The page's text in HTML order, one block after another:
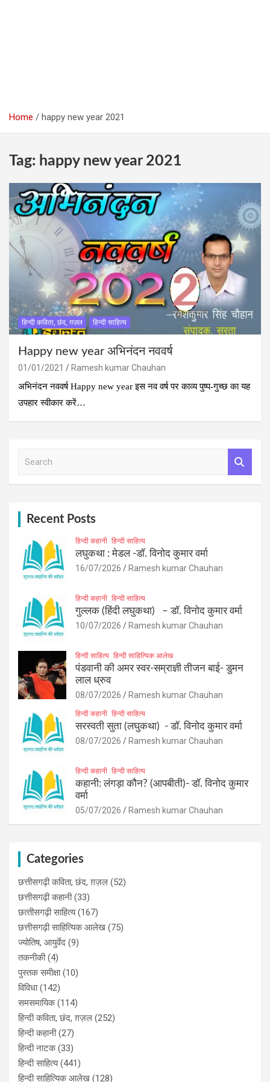
Home happy new year 2021
Tag: happy new year 2021
हिन्दी कविता, छंद, ग़ज़ल हिन्दी साहित्य
Happy new year अभिनंदन नववर्ष
01/01/2021
Ramesh kumar Chauhan
अभिनंदन नववर्ष Happy new year इस नव वर्ष पर काव्‍य पुष्‍प-गुच्‍छ का यह
उपहार स्‍वीकार करें…
Recent Posts
हिन्दी कहानी हिन्दी साहित्य
लघुकथा : मेडल -डॉ. विनोद कुमार वर्मा
16/07/2026 Ramesh kumar Chauhan
हिन्दी कहानी हिन्दी साहित्य
गुल्लक (हिंदी लघुकथा) – डॉ. विनोद कुमार वर्मा
10/07/2026 Ramesh kumar Chauhan
हिन्दी साहित्य हिन्दी साहित्यिक आलेख
पंडवानी की अमर स्वर-सम्राज्ञी तीजन बाई- डुमन
लाल ध्रुव
08/07/2026 Ramesh kumar Chauhan
हिन्दी कहानी हिन्दी साहित्य
सरस्वती सुता (लघुकथा) ​- डॉ. विनोद कुमार वर्मा
08/07/2026 Ramesh kumar Chauhan
हिन्दी कहानी हिन्दी साहित्य
कहानी: लंगड़ा कौन? (आपबीती)​- डॉ. विनोद कुमार
वर्मा
05/07/2026 Ramesh kumar Chauhan
Categories
छत्तीसगढ़ी कविता, छंद, ग़ज़ल (52)
छत्तीसगढ़ी कहानी(33)
छत्‍तीसगढ़ी साहित्‍य(167)
छत्तीसगढ़ी साहित्यिक आलेख (75)
ज्योतिष, आयुर्वेद (9)
तकनीकी(4)
पुस्‍तक समीक्षा(10)
विविधा(142)
समसमायिक(114)
हिन्दी कविता, छंद, ग़ज़ल (252)
हिन्दी कहानी(27)
हिन्‍दी नाटक(33)
हिन्दी साहित्य(441)
हिन्दी साहित्यिक आलेख (128)